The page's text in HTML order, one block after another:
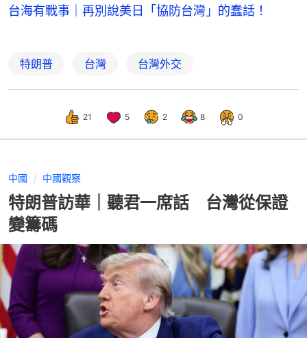
台海有戰事｜再別說美日「協防台灣」的蠢話！
特朗普 台灣 台灣外交
21 5 2 8 0
中國 中國觀察
特朗普訪華｜聽君一席話 台灣從保證
變籌碼